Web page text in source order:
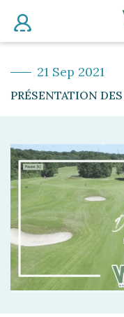
21 Sep 2021
PRÉSENTATION